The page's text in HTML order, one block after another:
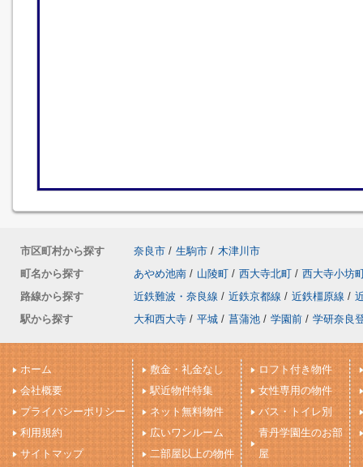
市区町村から探す 奈良市 / 生駒市 / 木津川市
町名から探す
あやめ池南 / 山陵町 / 西大寺北町 / 西大寺小坊
路線から探す
近鉄難波・奈良線 / 近鉄京都線 / 近鉄橿原線 /
駅から探す
大和西大寺 / 平城 / 菖蒲池 / 学園前 / 学研奈良
ホーム
会社概要
プライバシーポリシー
利用規約
サイトマップ
敷金・礼金なし
駅近物件特集
ネット無料物件
広いワンルーム
二部屋以上の物件
ロフト付き物件
女性専用の物件
バス・トイレ別
青丹学園生のお部
屋